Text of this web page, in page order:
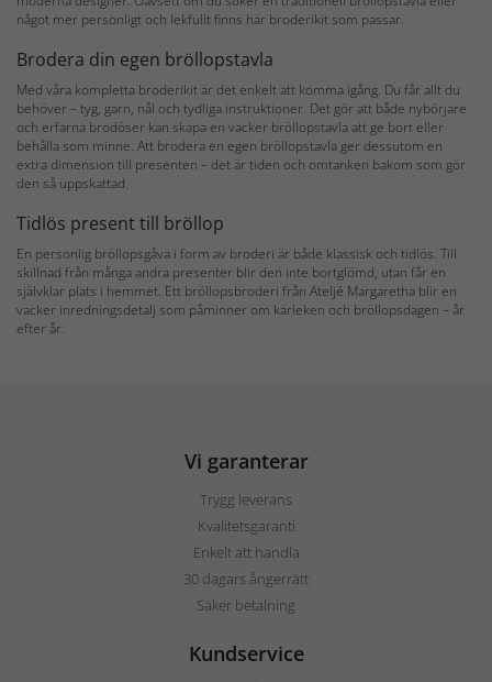
något mer personligt och lekfullt finns här broderikit som passar.
Brodera din egen bröllopstavla
Med våra kompletta broderikit är det enkelt att komma igång. Du får allt du
behöver – tyg, garn, nål och tydliga instruktioner. Det gör att både nybörjare
och erfarna brodöser kan skapa en vacker bröllopstavla att ge bort eller
behålla som minne. Att brodera en egen bröllopstavla ger dessutom en
extra dimension till presenten – det är tiden och omtanken bakom som gör
den så uppskattad.
Tidlös present till bröllop
En personlig bröllopsgåva i form av broderi är både klassisk och tidlös. Till
skillnad från många andra presenter blir den inte bortglömd, utan får en
självklar plats i hemmet. Ett bröllopsbroderi från Ateljé Margaretha blir en
vacker inredningsdetalj som påminner om kärleken och bröllopsdagen – år
efter år.
Vi garanterar
Trygg leverans
Kvalitetsgaranti
Enkelt att handla
30 dagars ångerrätt
Säker betalning
Kundservice